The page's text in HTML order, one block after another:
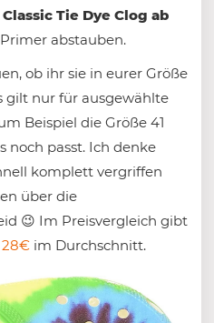
Tie Dye Clog ab
abstauben.
ob ihr sie in eurer Größe
gilt nur für ausgewählte
Beispiel die Größe 41
noch passt. Ich denke
komplett vergriffen
über die
😉 Im Preisvergleich gibt
28€ im Durchschnitt.